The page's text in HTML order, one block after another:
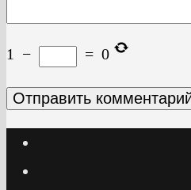
1 − = 0